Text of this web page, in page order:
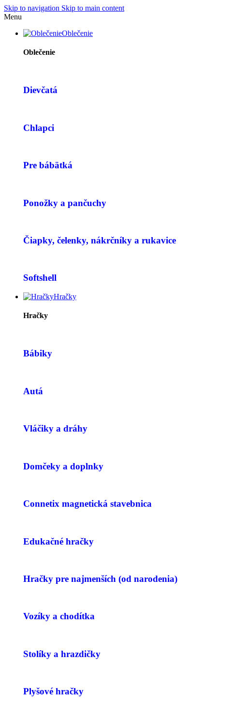
Skip to navigation Skip to main content
Menu
Oblečenie
Oblečenie
Dievčatá
Chlapci
Pre bábätká
Ponožky a pančuchy
Čiapky, čelenky, nákrčníky a rukavice
Softshell
Hračky
Hračky
Bábiky
Autá
Vláčiky a dráhy
Domčeky a doplnky
Connetix magnetická stavebnica
Edukačné hračky
Hračky pre najmenších (od narodenia)
Vozíky a chodítka
Stolíky a hrazdičky
Plyšové hračky